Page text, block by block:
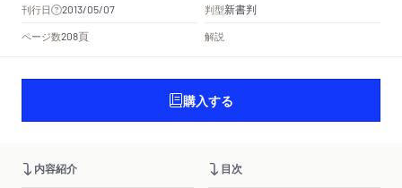
刊行日 2013/05/07 判型新書判
ページ数208頁 解説
購入する
内容紹介 目次